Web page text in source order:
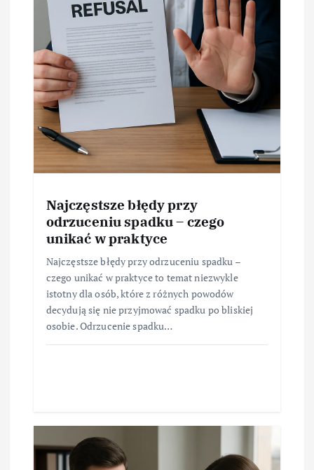
Najczęstsze błędy przy
odrzuceniu spadku – czego
unikać w praktyce
Najczęstsze błędy przy odrzuceniu spadku –
czego unikać w praktyce to temat niezwykle
istotny dla osób, które z różnych powodów
decydują się nie przyjmować spadku po bliskiej
osobie. Odrzucenie spadku…